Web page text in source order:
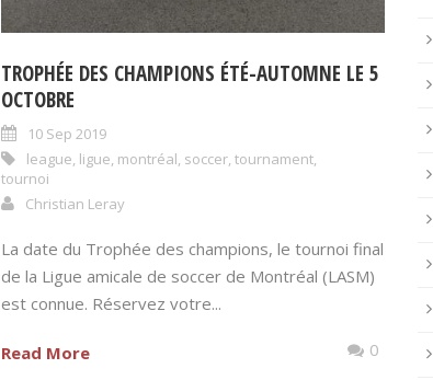
TROPHÉE DES CHAMPIONS ÉTÉ-AUTOMNE LE 5
OCTOBRE
10 Sep 2019
league ligue montréal soccer tournament
tournoi
Christian Leray
La date du Trophée des champions, le tournoi final
de la Ligue amicale de soccer de Montréal (LASM)
est connue. Réservez votre...
Read More 0